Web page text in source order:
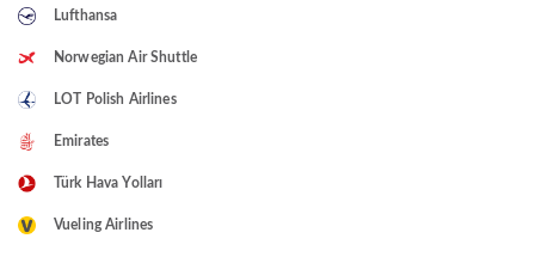
Lufthansa
Norwegian Air Shuttle
LOT Polish Airlines
Emirates
Türk Hava Yolları
Vueling Airlines